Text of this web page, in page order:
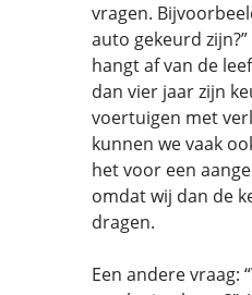
vragen.
auto gekeurd
hangt af van de
dan vier jaar zijn
voertuigen met
kunnen we vaak
het voor een
omdat wij dan de
dragen.
Een andere vraag: